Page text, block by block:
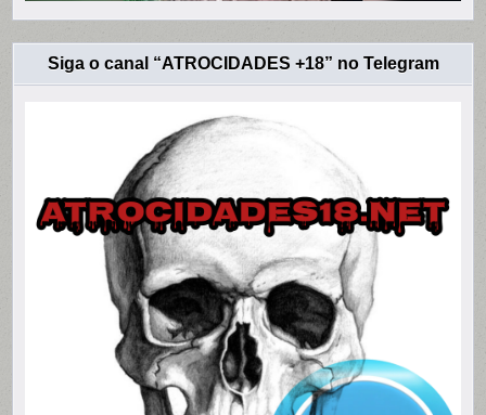
Siga o canal “ATROCIDADES +18” no Telegram